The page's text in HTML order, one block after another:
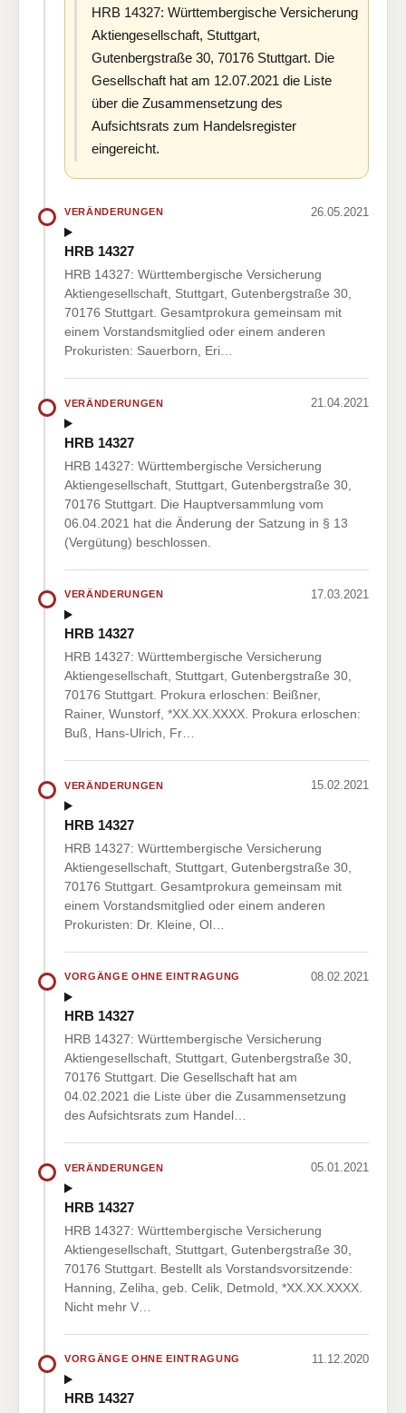
HRB 14327: Württembergische Versicherung
Aktiengesellschaft, Stuttgart,
Gutenbergstraße 30, 70176 Stuttgart. Die
Gesellschaft hat am 12.07.2021 die Liste
über die Zusammensetzung des
Aufsichtsrats zum Handelsregister
eingereicht.
VERÄNDERUNGEN 26.05.2021
HRB 14327
HRB 14327: Württembergische Versicherung
Aktiengesellschaft, Stuttgart, Gutenbergstraße 30,
70176 Stuttgart. Gesamtprokura gemeinsam mit
einem Vorstandsmitglied oder einem anderen
Prokuristen: Sauerborn, Eri…
VERÄNDERUNGEN 21.04.2021
HRB 14327
HRB 14327: Württembergische Versicherung
Aktiengesellschaft, Stuttgart, Gutenbergstraße 30,
70176 Stuttgart. Die Hauptversammlung vom
06.04.2021 hat die Änderung der Satzung in § 13
(Vergütung) beschlossen.
VERÄNDERUNGEN 17.03.2021
HRB 14327
HRB 14327: Württembergische Versicherung
Aktiengesellschaft, Stuttgart, Gutenbergstraße 30,
70176 Stuttgart. Prokura erloschen: Beißner,
Rainer, Wunstorf, *XX.XX.XXXX. Prokura erloschen:
Buß, Hans-Ulrich, Fr…
VERÄNDERUNGEN 15.02.2021
HRB 14327
HRB 14327: Württembergische Versicherung
Aktiengesellschaft, Stuttgart, Gutenbergstraße 30,
70176 Stuttgart. Gesamtprokura gemeinsam mit
einem Vorstandsmitglied oder einem anderen
Prokuristen: Dr. Kleine, Ol…
VORGÄNGE OHNE EINTRAGUNG 08.02.2021
HRB 14327
HRB 14327: Württembergische Versicherung
Aktiengesellschaft, Stuttgart, Gutenbergstraße 30,
70176 Stuttgart. Die Gesellschaft hat am
04.02.2021 die Liste über die Zusammensetzung
des Aufsichtsrats zum Handel…
VERÄNDERUNGEN 05.01.2021
HRB 14327
HRB 14327: Württembergische Versicherung
Aktiengesellschaft, Stuttgart, Gutenbergstraße 30,
70176 Stuttgart. Bestellt als Vorstandsvorsitzende:
Hanning, Zeliha, geb. Celik, Detmold, *XX.XX.XXXX.
Nicht mehr V…
VORGÄNGE OHNE EINTRAGUNG 11.12.2020
HRB 14327